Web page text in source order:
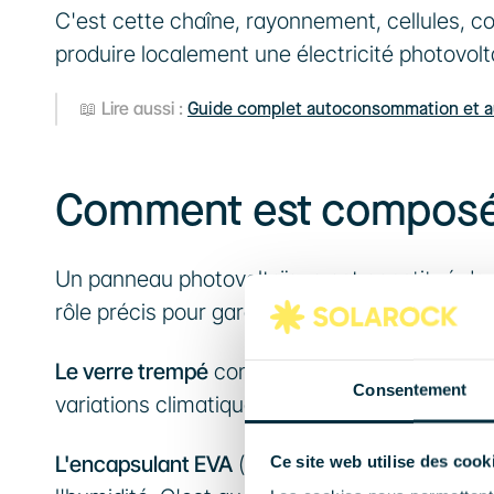
Consentement
Ce site web utilise des
C'est cette chaîne, rayonnement, cellules,
produire localement une électricité
📖 Lire aussi : Guide complet autoconsommation et
Comment est
Un panneau photovoltaïque est constitué
rôle précis pour garantir performance et
Le verre trempé constitue la face
variations climatiques tout en laissant
L'encapsulant EVA (deux couches) maintient